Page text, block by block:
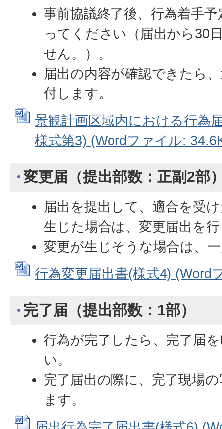
事前協議終了後、行為着手
ってください（届出から30
せん。）。
届出の内容が確認できたら
付します。
景観計画区域内における行為
様式第3) (Wordファイル:
変更届（提出部数：正副2部
届出を提出して、適合を受
生じた場合は、変更届出を
変更が生じそうな場合は、
行為変更届出書(様式4) (Word
完了届（提出部数：1部）
行為が完了したら、完了届
い。
完了届出の際に、完了現場
ます。